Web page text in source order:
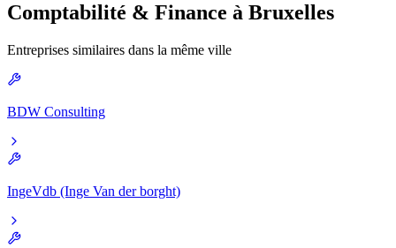
Comptabilité & Finance à Bruxelles
Entreprises similaires dans la même ville
BDW Consulting
IngeVdb (Inge Van der borght)